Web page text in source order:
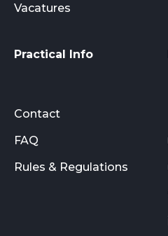
Vacatures
Practical Info
Contact
FAQ
Rules & Regulations